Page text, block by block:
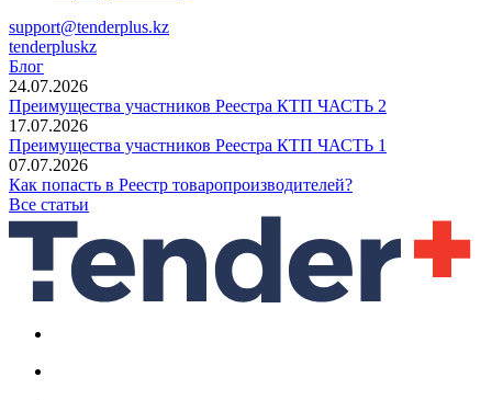
support@tenderplus.kz
tenderpluskz
Блог
24.07.2026
Преимущества участников Реестра КТП ЧАСТЬ 2
17.07.2026
Преимущества участников Реестра КТП ЧАСТЬ 1
07.07.2026
Как попасть в Реестр товаропроизводителей?
Все статьи